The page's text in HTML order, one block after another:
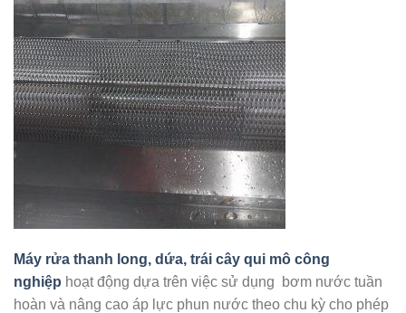
Máy rửa thanh long, dứa, trái cây qui mô công
nghiệp hoạt động dựa trên việc sử dụng bơm nước tuần
hoàn và nâng cao áp lực phun nước theo chu kỳ cho phép